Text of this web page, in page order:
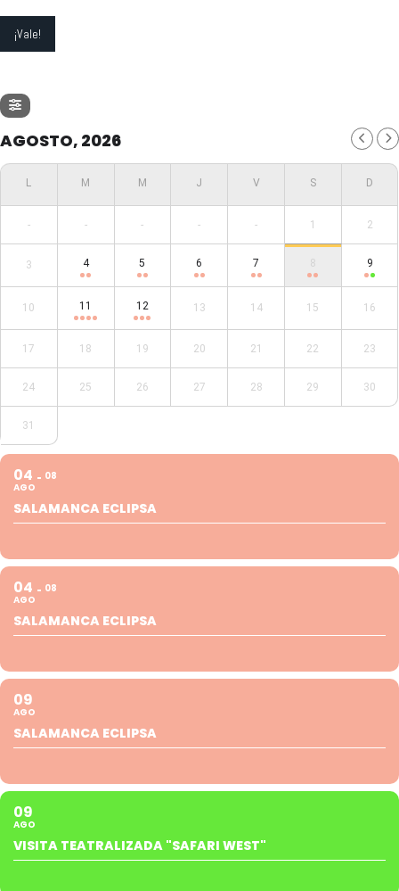
AGOSTO, 2026
- - - - - 1 2
3 4 5 6 7 8 9
10 11 12 13 14 15 16
17 18 19 20 21 22 23
24 25 26 27 28 29 30
31
04
AGO
08
SALAMANCA ECLIPSA
04
AGO
08
SALAMANCA ECLIPSA
09
AGO
SALAMANCA ECLIPSA
09
AGO
VISITA TEATRALIZADA "SAFARI WEST"